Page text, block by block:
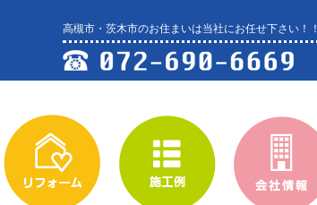
高槻市・茨木市のお住まいは当社にお任せ下さい！！